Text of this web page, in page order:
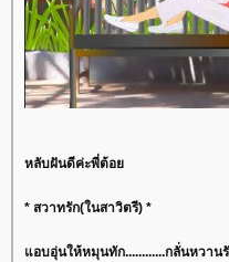
หลับฝันดีค่ะพี่ต้อ
* สวาทรัก(ในสาวิตรี) *
อบอุ่นให้หมุนทัก............กลั่นหวาน